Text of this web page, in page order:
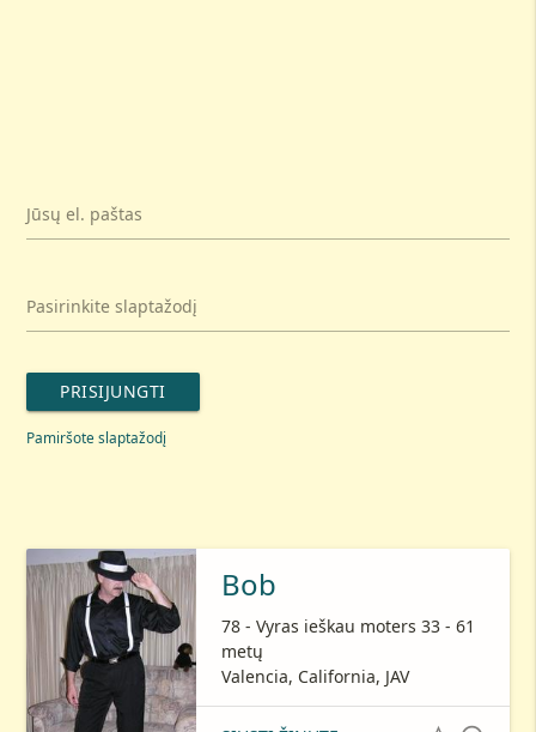
Jūsų el. paštas
Pasirinkite slaptažodį
PRISIJUNGTI
Pamiršote slaptažodį
Bob
78 - Vyras ieškau moters 33 - 61
metų
Valencia, California, JAV